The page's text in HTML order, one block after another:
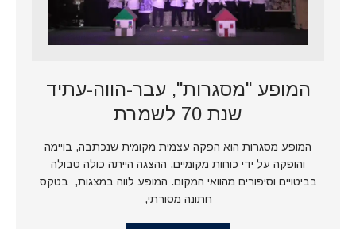
המופע "מסגרות", עבר-הווה-עתיד
שנת 70 לשמרת
המופע מסגרות הוא הפקה עצמית מקומית שנכתבה, בויימה
והופקה על ידי כוחות מקומיים. ההצגה הייתה כולה טבולה
בביטויים וסיפורים מהוואי המקום. המופע לווה במצגות, בטקס
חתונה מסורתי,